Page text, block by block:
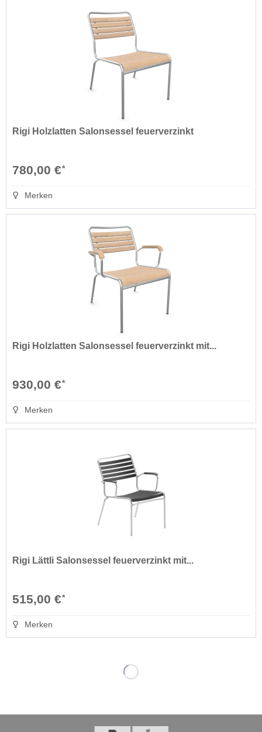
Rigi Holzlatten Salonsessel feuerverzinkt
780,00 €*
Merken
Rigi Holzlatten Salonsessel feuerverzinkt mit...
930,00 €*
Merken
Rigi Lättli Salonsessel feuerverzinkt mit...
515,00 €*
Merken